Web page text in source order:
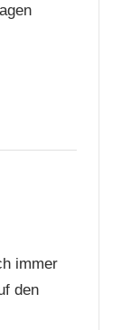
immer
den